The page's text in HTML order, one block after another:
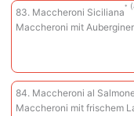
83. Maccheroni Siciliana
Maccheroni mit
84. Maccheroni al
Maccheroni mit frischem